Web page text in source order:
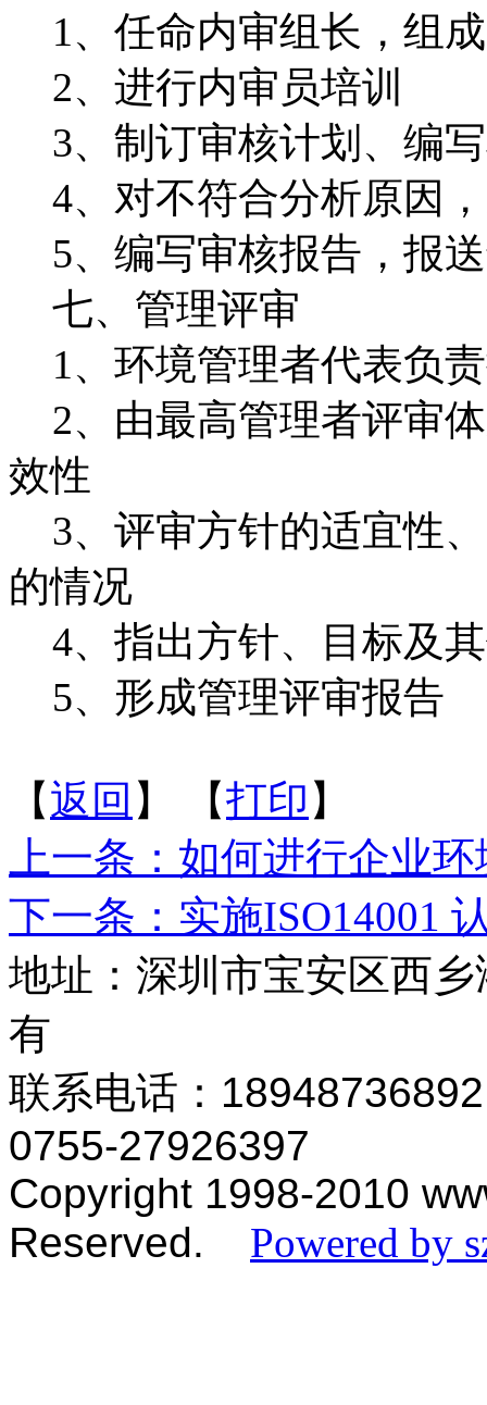
1、任命内审组长，组
2、进行内审员培训
3、制订审核计划、编
4、对不符合分析原因
5、编写审核报告，报
七、管理评审
1、环境管理者代表负
2、由最高管理者评审
效性
3、评审方针的适宜性
的情况
4、指出方针、目标及
5、形成管理评审报告
【返回 】 【打印 】
上一条：如何进行企业
下一条：实施ISO14001
地址：深圳市宝安区西
有
联系电话：
0755-27926397
Copyright 1998-2010
Reserved.
Powered by